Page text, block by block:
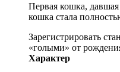
Первая кошка,
кошка стала
Зарегистрировать
«голыми» от
Характер